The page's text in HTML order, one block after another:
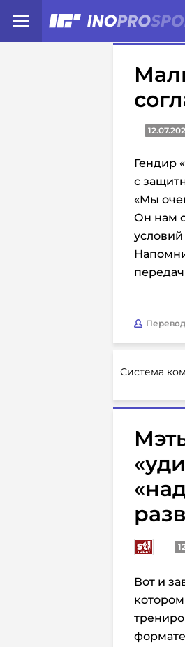
Гендир
с
«Мы
Он нам
передач
Система
Вот и
формате